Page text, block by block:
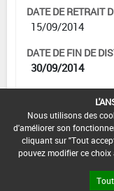
DATE DE RETRAIT
15/09/2014
DATE DE FIN DE
30/09/2014
30/09/2015
Nous utilisons des
d'améliorer son
cliquant sur "Tout
pouvez modifier ce